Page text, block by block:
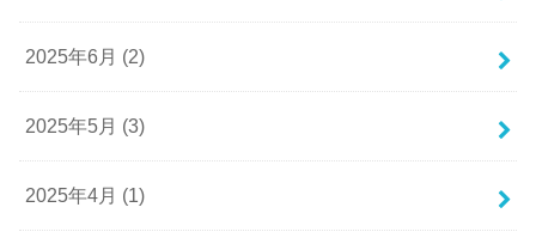
2025年6月 (2)
2025年5月 (3)
2025年4月 (1)